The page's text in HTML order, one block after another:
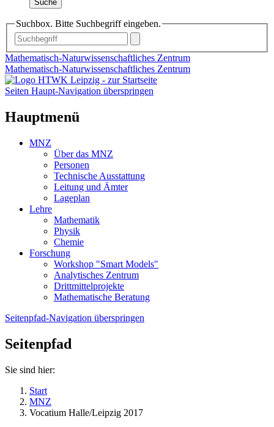
Suche
Suchbox. Bitte Suchbegriff eingeben.
Mathematisch-Naturwissenschaftliches Zentrum
Mathematisch-Naturwissenschaftliches Zentrum
Seiten Haupt-Navigation überspringen
Hauptmenü
MNZ
Über das MNZ
Personen
Technische Ausstattung
Leitung und Ämter
Lageplan
Lehre
Mathematik
Physik
Chemie
Forschung
Workshop "Smart Models"
Analytisches Zentrum
Drittmittelprojekte
Mathematische Beratung
Seitenpfad-Navigation überspringen
Seitenpfad
Sie sind hier:
Start
MNZ
Vocatium Halle/Leipzig 2017